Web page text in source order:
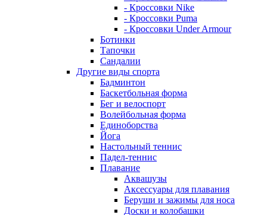
- Кроссовки Nike
- Кроссовки Puma
- Кроссовки Under Armour
Ботинки
Тапочки
Сандалии
Другие виды спорта
Бадминтон
Баскетбольная форма
Бег и велоспорт
Волейбольная форма
Единоборства
Йога
Настольный теннис
Падел-теннис
Плавание
Аквашузы
Аксессуары для плавания
Беруши и зажимы для носа
Доски и колобашки